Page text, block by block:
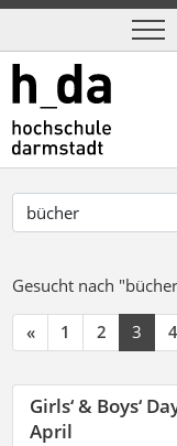
Gesucht nach
« 1 2 3 4
Girls‘ & Boys‘
April